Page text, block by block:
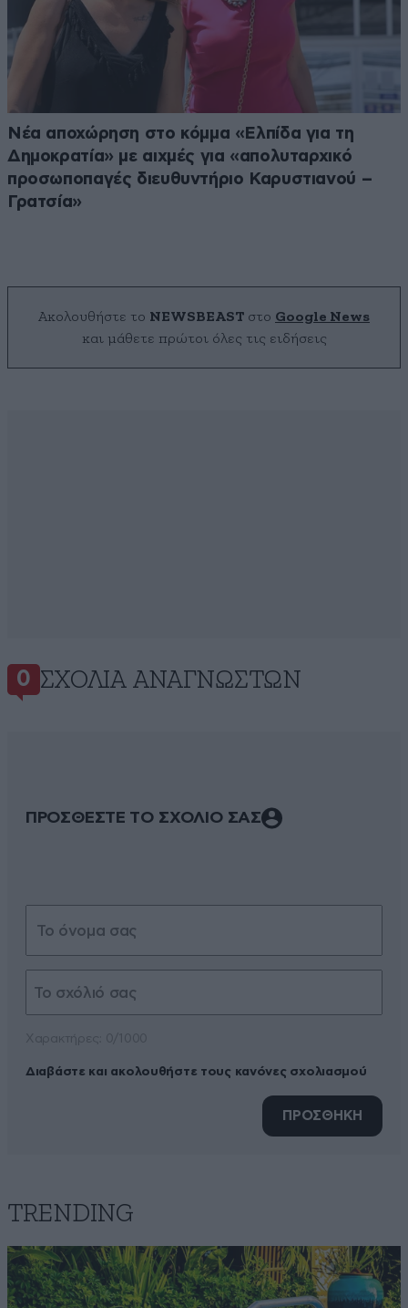
Νέα αποχώρηση στο κόμμα «Ελπίδα για τη
Δημοκρατία» με αιχμές για «απολυταρχικό
προσωποπαγές διευθυντήριο Καρυστιανού –
Γρατσία»
Ακολουθήστε το NEWSBEAST στο Google News
και μάθετε πρώτοι όλες τις ειδήσεις
0 ΣΧΌΛΙΑ ΑΝΑΓΝΩΣΤΏΝ
ΠΡΟΣΘΕΣΤΕ ΤΟ ΣΧΟΛΙΟ ΣΑΣ
Διαβάστε και ακολουθήστε τους κανόνες σχολιασμού
ΠΡΟΣΘΗΚΗ
TRENDING